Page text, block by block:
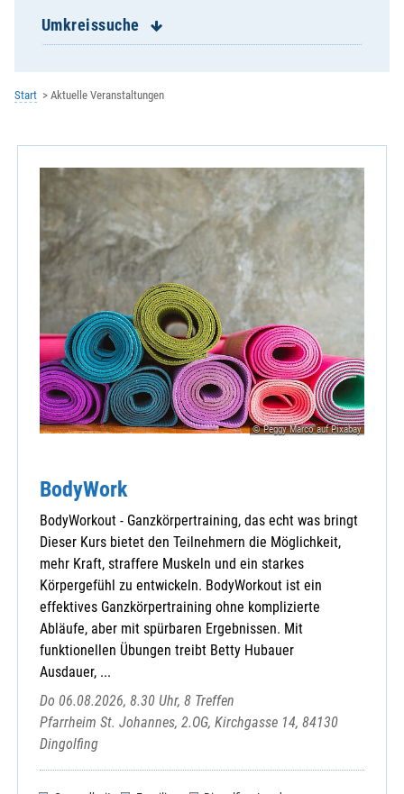
Frontenhausen
Haidlfing
Hofdorf
Hüttenkofen
Indersbach
Kammern
Landau- Pfarrverband
Landau- St. Johannes
Loiching
Mamming
Marklkofen
Martinsbuch
Moosthenning
Niederhausen
Niederhöcking
Niederviehbach
Oberhausen
Ottering
Pilsting
Reichersdorf
Reisbach
Ruhstorf
Simbach
Steinberg
Umkreissuche
Start Aktuelle Veranstaltungen
© Peggy Marco auf Pixabay
BodyWork
BodyWorkout - Ganzkörpertraining, das echt was bringt
Dieser Kurs bietet den Teilnehmern die Möglichkeit,
mehr Kraft, straffere Muskeln und ein starkes
Körpergefühl zu entwickeln. BodyWorkout ist ein
effektives Ganzkörpertraining ohne komplizierte
Abläufe, aber mit spürbaren Ergebnissen. Mit
funktionellen Übungen treibt Betty Hubauer
Ausdauer, ...
Do 06.08.2026, 8.30 Uhr, 8 Treffen
Pfarrheim St. Johannes, 2.OG, Kirchgasse 14, 84130
Dingolfing